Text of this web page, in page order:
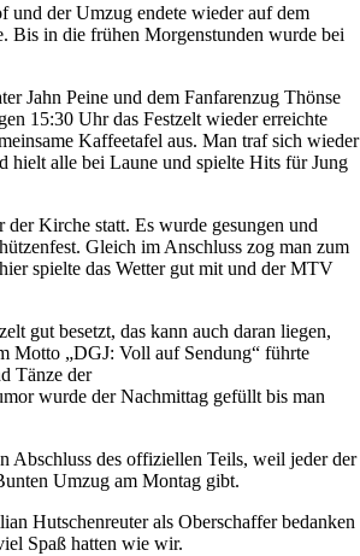
und der Umzug endete wieder auf dem
Bis in die frühen Morgenstunden wurde bei
Jahn Peine und dem Fanfarenzug Thönse
15:30 Uhr das Festzelt wieder erreichte
Kaffeetafel aus. Man traf sich wieder
hielt alle bei Laune und spielte Hits für Jung
Kirche statt. Es wurde gesungen und
Gleich im Anschluss zog man zum
spielte das Wetter gut mit und der MTV
gut besetzt, das kann auch daran liegen,
Motto „DGJ: Voll auf Sendung“ führte
Tänze der
wurde der Nachmittag gefüllt bis man
Abschluss des offiziellen Teils, weil jeder der
Umzug am Montag gibt.
Hutschenreuter als Oberschaffer bedanken
Spaß hatten wie wir.